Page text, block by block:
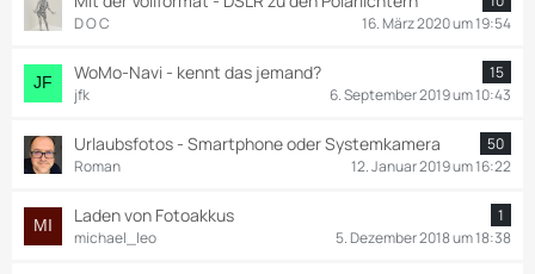
D O C
16. März 2020 um 19:54
WoMo-Navi - kennt das jemand?
15
jfk
6. September 2019 um 10:43
Urlaubsfotos - Smartphone oder Systemkamera
50
Roman
12. Januar 2019 um 16:22
Laden von Fotoakkus
1
michael_leo
5. Dezember 2018 um 18:38